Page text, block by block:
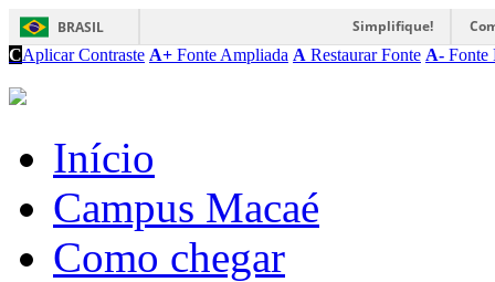
BRASIL Simplifique!
CAplicar Contraste A+ Fonte Ampliada A Restaurar Fonte A- Fonte
Início
Campus Macaé
Como chegar